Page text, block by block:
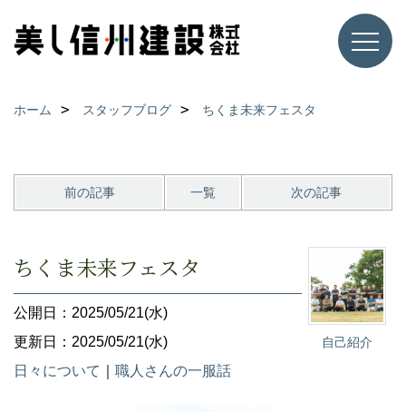
ホーム スタッフブログ ちくま未来フェスタ
前の記事 一覧 次の記事
自己紹介
ちくま未来フェスタ
公開日：2025/05/21(水)
更新日：2025/05/21(水)
日々について
職人さんの一服話